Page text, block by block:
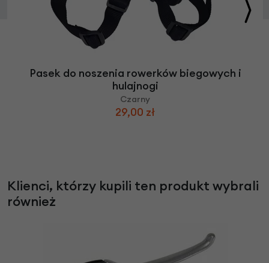
Pasek do noszenia rowerków biegowych i
hulajnogi
Czarny
29,00 zł
Klienci, którzy kupili ten produkt wybrali
również